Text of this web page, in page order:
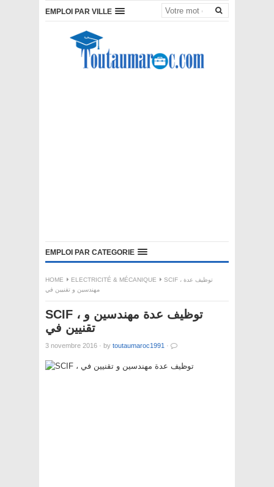
EMPLOI PAR VILLE
EMPLOI PAR CATEGORIE
HOME ELECTRICITÉ & MÉCANIQUE
SCIF ، توظيف عدة
مهندسين و تقنيين في
SCIF ، توظيف عدة مهندسين و
تقنيين في
3 novembre 2016 · by toutaumaroc1991 ·